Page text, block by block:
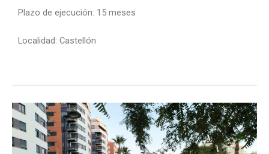
Plazo de ejecución: 15 meses
Localidad: Castellón